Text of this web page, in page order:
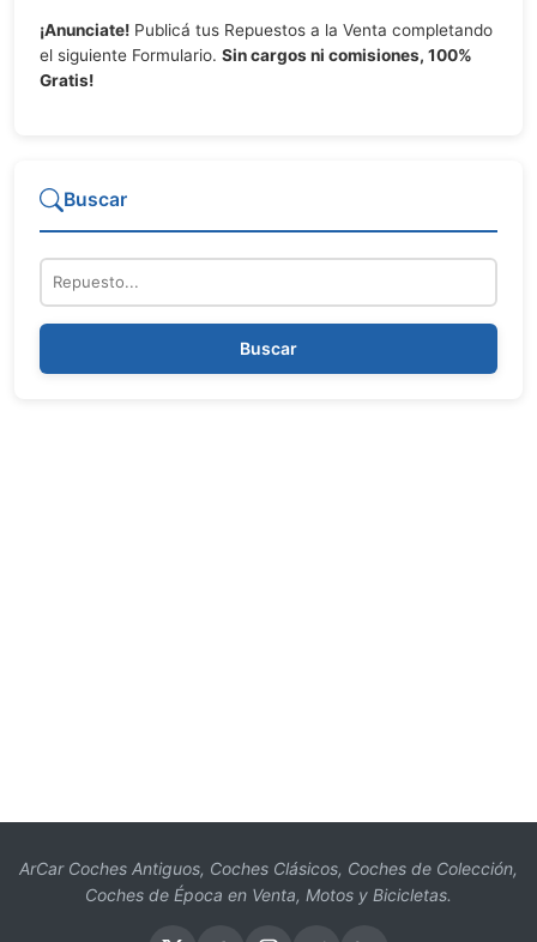
¡Anunciate! Publicá tus Repuestos a la Venta completando
el siguiente Formulario. Sin cargos ni comisiones, 100%
Gratis!
Buscar
Repuesto
Buscar
ArCar Coches Antiguos, Coches Clásicos, Coches de Colección,
Coches de Época en Venta, Motos y Bicicletas.